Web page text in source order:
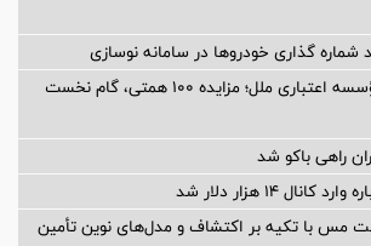
شماره گذاری خودروها در سامانه نوسازی
چرخش بزرگ در مؤسسه اعتباری ملل؛ مزایده ۱۰۰ همتی، گام نخست
راهی باکو شد
۱۴ هزار دلار شد
مس با تکیه بر اکتشاف و مدل‌های نوین تأمین